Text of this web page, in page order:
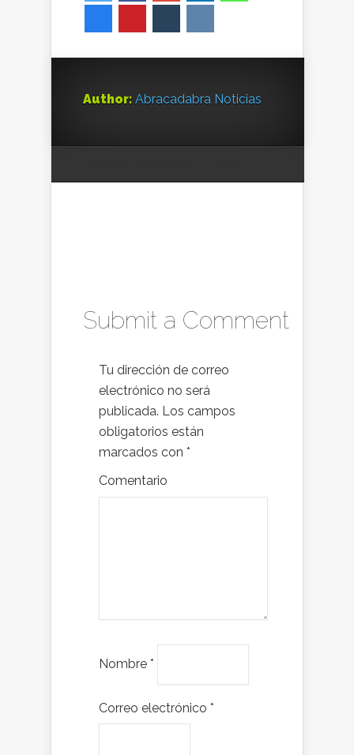
Author: Abracadabra Noticias
Submit a Comment
Tu dirección de correo
electrónico no será
publicada. Los campos
obligatorios están
marcados con *
Comentario
Nombre *
Correo electrónico *